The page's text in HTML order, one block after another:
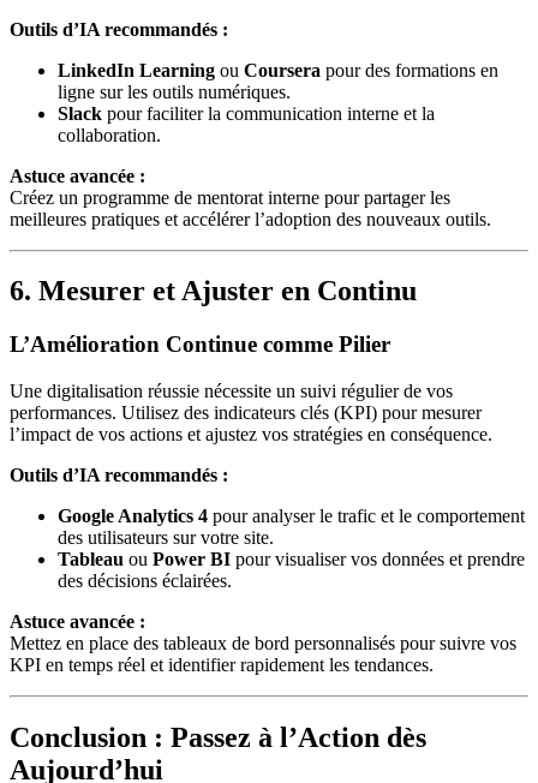
Outils d’IA recommandés :
LinkedIn Learning ou Coursera pour des formations en
ligne sur les outils numériques.
Slack pour faciliter la communication interne et la
collaboration.
Astuce avancée :
Créez un programme de mentorat interne pour partager les
meilleures pratiques et accélérer l’adoption des nouveaux outils.
6. Mesurer et Ajuster en Continu
L’Amélioration Continue comme Pilier
Une digitalisation réussie nécessite un suivi régulier de vos
performances. Utilisez des indicateurs clés (KPI) pour mesurer
l’impact de vos actions et ajustez vos stratégies en conséquence.
Outils d’IA recommandés :
Google Analytics 4 pour analyser le trafic et le comportement
des utilisateurs sur votre site.
Tableau ou Power BI pour visualiser vos données et prendre
des décisions éclairées.
Astuce avancée :
Mettez en place des tableaux de bord personnalisés pour suivre vos
KPI en temps réel et identifier rapidement les tendances.
Conclusion : Passez à l’Action dès
Aujourd’hui